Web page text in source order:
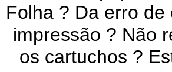
Folha ? Da erro de
impressão ? Não
os cartuchos ?